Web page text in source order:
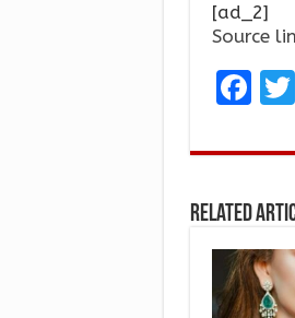
[ad_2]
Source
F
ce
o
o
k
Related